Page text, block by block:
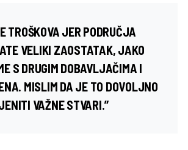
TROŠKOVA JER PODRUČJA
VELIKI ZAOSTATAK, JAKO
S DRUGIM DOBAVLJAČIMA I
MISLIM DA JE TO DOVOLJNO
VAŽNE STVARI.”